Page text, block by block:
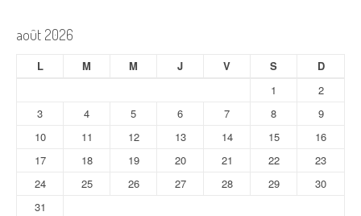
août 2026
L M M J V S D
1
2
3
4 5 6 7 8
9
10
11 12 13 14 15
16
17
18 19 20 21 22
23
24
25 26 27 28 29
30
31